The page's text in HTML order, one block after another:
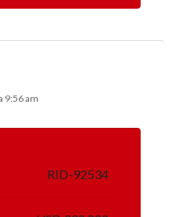
9:56 am
RID-92534